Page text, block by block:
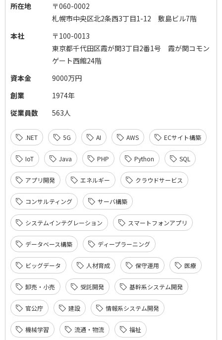
所在地
〒060-0002
札幌市中央区北2条西3丁目1-12 敷島ビル7階
本社
〒100-0013
東京都千代田区霞が関3丁目2番1号 霞が関コモン
ゲート西館24階
資本金
9000万円
創業
1974年
従業員数
563人
.NET 5G AI AWS ECサイト構築
IoT Java PHP Python SQL
アプリ開発 エネルギー クラウドサービス
コンサルティング サーバ構築
システムインテグレーション スマートフォンアプリ
データベース構築 ディープラーニング
ビッグデータ 人材育成 保守運用 医療
卸売・小売 受託開発 基幹系システム開発
官公庁 建設 情報系システム開発
機械学習 流通・物流 福祉